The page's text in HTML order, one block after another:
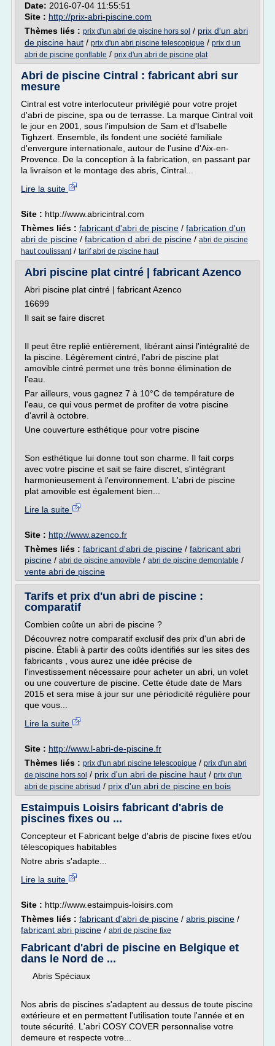
Date: 2016-07-04 11:55:51
Site : http://prix-abri-piscine.com
Thèmes liés : prix d'un abri de piscine hors sol / prix d'un abri
de piscine haut / prix d'un abri piscine telescopique / prix d un
abri de piscine gonflable / prix d'un abri de piscine plat
Abri de piscine Cintral : fabricant abri sur
mesure
Cintral est votre interlocuteur privilégié pour votre projet
d'abri de piscine, spa ou de terrasse. La marque Cintral voit
le jour en 2001, sous l'impulsion de Sam et d'Isabelle
Tighzert. Ensemble, ils fondent une société familiale
d'envergure internationale, autour de l'usine d'Aix-en-
Provence. De la conception à la fabrication, en passant par
la livraison et le montage des abris, Cintral...
Lire la suite
Site : http://www.abricintral.com
Thèmes liés : fabricant d'abri de piscine / fabrication d'un
abri de piscine / fabrication d abri de piscine / abri de piscine
haut coulissant/ tarif abri de piscine haut
Abri piscine plat cintré | fabricant Azenco
Abri piscine plat cintré | fabricant Azenco
16699
Il sait se faire discret
Il peut être replié entièrement, libérant ainsi l'intégralité de
la piscine. Légèrement cintré, l'abri de piscine plat
amovible cintré permet une très bonne élimination de
l'eau.
Par ailleurs, vous gagnez 7 à 10°C de température de
l'eau, ce qui vous permet de profiter de votre piscine
d'avril à octobre.
Une couverture esthétique pour votre piscine
Son esthétique lui donne tout son charme. Il fait corps
avec votre piscine et sait se faire discret, s'intégrant
harmonieusement à l'environnement. L'abri de piscine
plat amovible est également bien...
Lire la suite
Site : http://www.azenco.fr
Thèmes liés : fabricant d'abri de piscine / fabricant abri
piscine / abri de piscine amovible / abri de piscine demontable /
vente abri de piscine
Tarifs et prix d'un abri de piscine :
comparatif
Combien coûte un abri de piscine ?
Découvrez notre comparatif exclusif des prix d'un abri de
piscine. Établi à partir des coûts identifiés sur les sites des
fabricants , vous aurez une idée précise de
l'investissement nécessaire pour acheter un abri, un volet
ou une couverture de piscine. Cette étude date de Mars
2015 et sera mise à jour sur une périodicité régulière pour
que vous...
Lire la suite
Site : http://www.l-abri-de-piscine.fr
Thèmes liés : prix d'un abri piscine telescopique / prix d'un abri
de piscine hors sol / prix d'un abri de piscine haut / prix d'un
abri de piscine abrisud / prix d'un abri de piscine en bois
Estaimpuis Loisirs fabricant d'abris de
piscines fixes ou ...
Concepteur et Fabricant belge d'abris de piscine fixes et/ou
télescopiques habitables
Notre abris s'adapte...
Lire la suite
Site : http://www.estaimpuis-loisirs.com
Thèmes liés : fabricant d'abri de piscine / abris piscine /
fabricant abri piscine / abri de piscine fixe
Fabricant d'abri de piscine en Belgique et
dans le Nord de ...
Abris Spéciaux
Nos abris de piscines s'adaptent au dessus de toute piscine
extérieure et en permettent l'utilisation toute l'année et en
toute sécurité. L'abri COSY COVER personnalise votre
demeure et respecte votre...